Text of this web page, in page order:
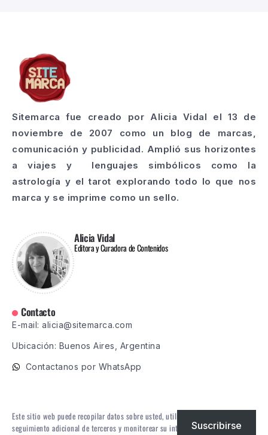
Sitemarca fue creado por Alicia Vidal el 13 de
noviembre de 2007 como un blog de marcas,
comunicación y publicidad. Amplió sus horizontes
a viajes y lenguajes simbólicos como la
astrología y el tarot explorando todo lo que nos
marca y se imprime como un sello.
Alicia Vidal
Editora y Curadora de Contenidos
Contacto
E-mail: alicia@sitemarca.com
Ubicación: Buenos Aires, Argentina
Contactanos por WhatsApp
Este sitio web puede recopilar datos sobre usted, utilizar cookies, integrar
seguimiento adicional de terceros y monitorear su interacción con ese
Suscribirse